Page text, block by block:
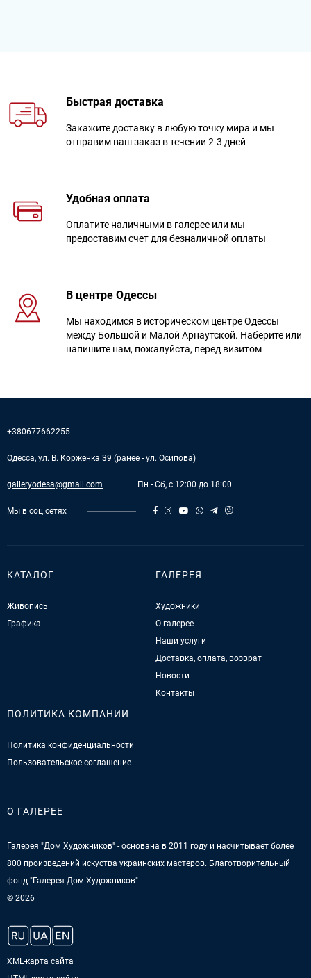
Быстрая доставка
Закажите доставку в любую точку мира и мы
отправим ваш заказ в течении 2-3 дней
Удобная оплата
Оплатите наличными в галерее или мы
предоставим счет для безналичной оплаты
В центре Одессы
Мы находимся в историческом центре Одессы
между Большой и Малой Арнаутской. Наберите или
напишите нам, пожалуйста, перед визитом
+380677662255
Одесса, ул. В. Корженка 39 (ранее - ул. Осипова)
galleryodesa@gmail.com Пн - Сб, с 12:00 до 18:00
Мы в соц.сетях
КАТАЛОГ
Живопись
Графика
ГАЛЕРЕЯ
Художники
О галерее
Наши услуги
Доставка, оплата, возврат
Новости
Контакты
ПОЛИТИКА КОМПАНИИ
Политика конфиденциальности
Пользовательское соглашение
О ГАЛЕРЕЕ
Галерея "Дом Художников" - основана в 2011 году и насчитывает более
800 произведений искуства украинских мастеров. Благотворительный
фонд "Галерея Дом Художников"
© 2026
XML-карта сайта